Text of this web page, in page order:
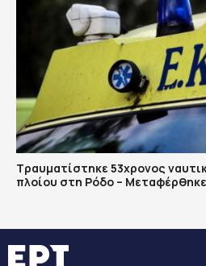
Τραυματίστηκε 53χρονος
πλοίου στη Ρόδο –